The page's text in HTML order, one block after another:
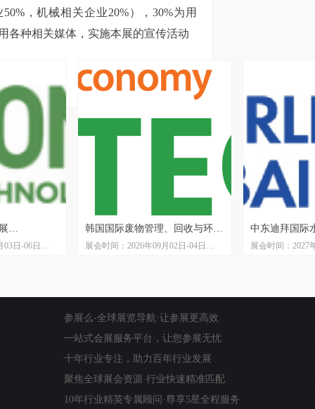
，机械相关企业20%），30%为用
各种相关媒体，实施本展的宣传活动
03日-06日
韩国国际废物管理、回收与环境
技术展览会 RE-TECH
展会时间：2026年09月02日-04日
中东迪拜国际
SHISHA
展会时间：2027
参展么-全球展览导航·让参展更高效
一站式会展服务平台，让您参展无忧
十年行业专注，助力百年行业发展
聚焦全球展会资源·行业快速精准匹配
10年行业精英专属顾问·尊享5星全程服务